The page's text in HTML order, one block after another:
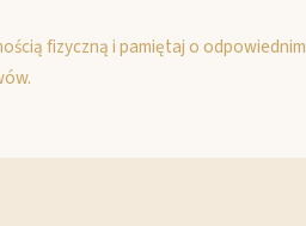
fizyczną i pamiętaj o odpowiednim